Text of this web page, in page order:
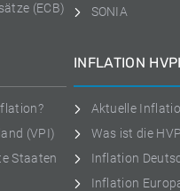
(ECB)
SONIA
(VPI)
Staaten
INFLATION HVPI
Aktuelle
Was ist die
Inflation
Inflation